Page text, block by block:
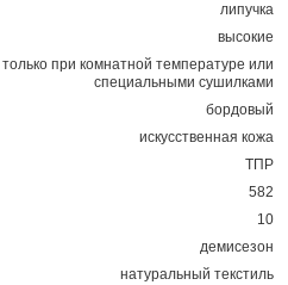
липучка
высокие
при комнатной температуре или
специальными сушилками
бордовый
искусственная кожа
ТПР
582
10
демисезон
натуральный текстиль